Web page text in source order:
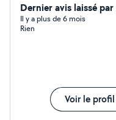
contacter en cas de
Dernier avis laissé
Il y a plus de 6 mois
Rien
Voir le profil